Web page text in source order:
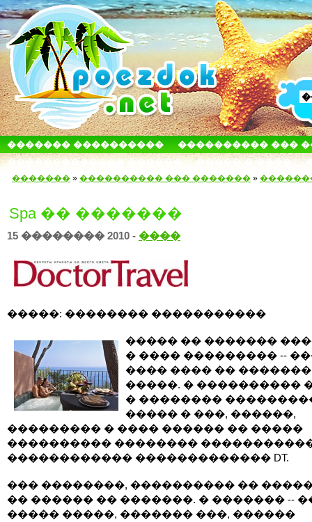
������� ����������
���������� ���
������������� ������
����� � ����
������� » ���������� ��� ������� »
Spa �� �������
15 �������� 2010 - ����
�����: �������� �����������
����� �� �������
� ���� ��������� --
���� ���� �� �������
�����. � ����������
� ��������
����� � ���, ������,
��������� � ���� ������ �� �����
���������� ��������
������������ ������������� DT.
��� ��������, ���������� ��
�� ������ �� �������. � ������� --
����� �����, ������� ���, ������